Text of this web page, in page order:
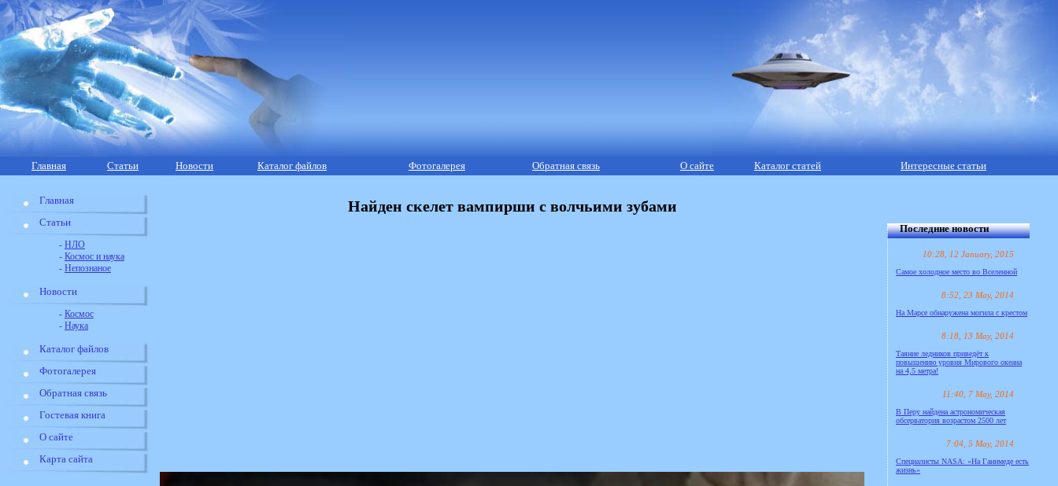
Главная Статьи Новости Каталог файлов Фотогалерея Обратная связь О сайте Каталог статей Интересные статьи
Главная
Статьи
- НЛО
- Космос и наука
- Непознаное
Новости
- Космос
- Наука
Каталог файлов
Фотогалерея
Обратная связь
Гостевая книга
О сайте
Карта сайта
Найден скелет вампирши с волчьими зубами
Последние новости
10:28, 12 January, 2015
Самое холодное место во Вселенной
8:52, 23 May, 2014
На Марсе обнаружена могила с крестом
8:18, 13 May, 2014
Таяние ледников приведёт к
повышению уровня Мирового океана
на 4,5 метра!
11:40, 7 May, 2014
В Перу найдена астрономическая
обсерватория возрастом 2500 лет
7:04, 5 May, 2014
Специалисты NASA: «На Ганимеде есть
жизнь»